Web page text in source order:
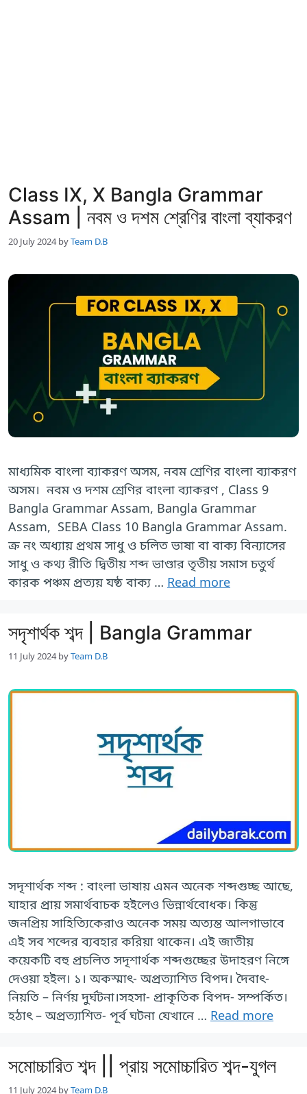
Class IX, X Bangla Grammar
Assam | নবম ও দশম শ্রেণির বাংলা ব্যাকরণ
20 July 2024 byTeam D.B
মাধ্যমিক বাংলা ব্যাকরণ অসম, নবম শ্রেণির বাংলা ব্যাকরণ
অসম। নবম ও দশম শ্রেণির বাংলা ব্যাকরণ , Class 9
Bangla Grammar Assam, Bangla Grammar
Assam, SEBA Class 10 Bangla Grammar Assam.
ক্র নং অধ্যায় প্রথম সাধু ও চলিত ভাষা বা বাক্য বিন্যাসের
সাধু ও কথ্য রীতি দ্বিতীয় শব্দ ভাণ্ডার তৃতীয় সমাস চতুর্থ
কারক পঞ্চম প্রত্যয় যষ্ঠ বাক্য … Read more
সদৃশার্থক শব্দ | Bangla Grammar
11 July 2024 byTeam D.B
সদৃশার্থক শব্দ : বাংলা ভাষায় এমন অনেক শব্দগুচ্ছ আছে,
যাহার প্রায় সমার্থবাচক হইলেও ভিন্নার্থবোধক। কিন্তু
জনপ্রিয় সাহিত্যিকেরাও অনেক সময় অত্যন্ত আলগাভাবে
এই সব শব্দের ব্যবহার করিয়া থাকেন। এই জাতীয়
কয়েকটি বহু প্রচলিত সদৃশার্থক শব্দগুচ্ছের উদাহরণ নিঙ্গে
দেওয়া হইল। ১। অকস্মাৎ- অপ্রত্যাশিত বিপদ। দৈবাৎ-
নিয়তি – নির্ণয় দুর্ঘটনা।সহসা- প্রাকৃতিক বিপদ- সম্পর্কিত।
হঠাৎ – অপ্রত্যাশিত- পূর্ব ঘটনা যেখানে … Read more
সমোচ্চারিত শব্দ || প্রায় সমোচ্চারিত শব্দ-যুগল
11 July 2024 byTeam D.B